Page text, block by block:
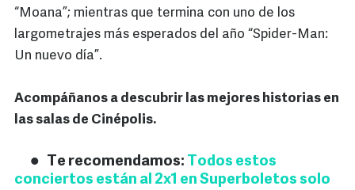
“Moana”; mientras que termina con uno de los
largometrajes más esperados del año “Spider-Man:
Un nuevo día”.
Acompáñanos a descubrir las mejores historias en
las salas de Cinépolis.
Te recomendamos: Todos estos
conciertos están al 2x1 en Superboletos solo